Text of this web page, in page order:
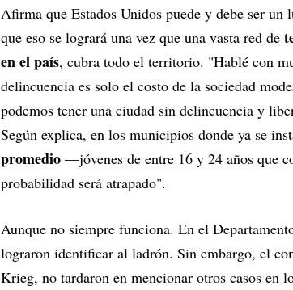
Afirma que Estados Unidos puede y debe ser un
que eso se logrará una vez que una vasta red de
en el país, cubra todo el territorio. "Hablé con
delincuencia es solo el costo de la sociedad
podemos tener una ciudad sin delincuencia y
Según explica, en los municipios donde ya se
promedio —jóvenes de entre 16 y 24 años que
probabilidad será atrapado".
Aunque no siempre funciona. En el
lograron identificar al ladrón. Sin embargo, el
Krieg, no tardaron en mencionar otros casos en